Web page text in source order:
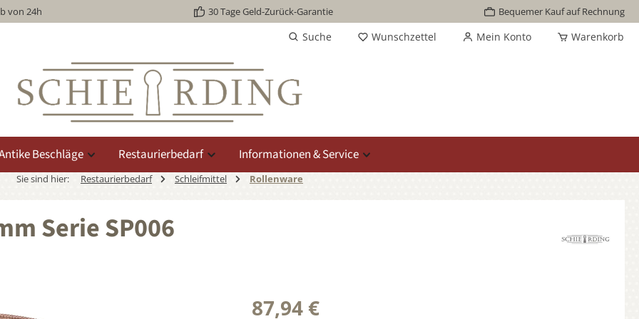
von 24h 30 Tage Geld-Zurück-Garantie Bequemer Kauf auf Rechnung
Suche Wunschzettel Mein Konto Warenkorb
Beschläge Restaurierbedarf Informationen & Service
Sie sind hier: Restaurierbedarf Schleifmittel Rollenware
Serie SP006
87,94 €